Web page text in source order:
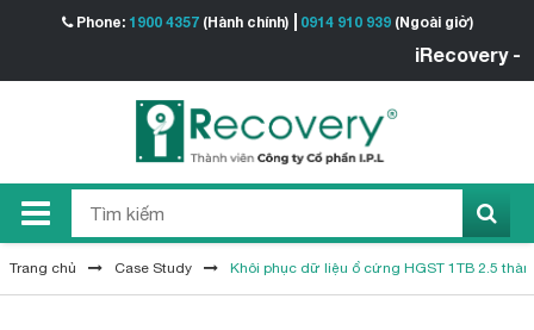
Phone: 1900 4357(Hành chính) 0914 910 939(Ngoài giờ)
iRecovery -
Trang chủ Case Study Khôi phục dữ liệu ổ cứng HGST 1TB 2.5